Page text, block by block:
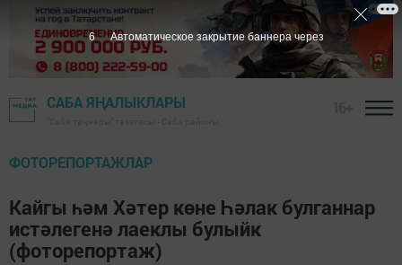
САБА ЯҢАЛЫКЛАРЫ
ФОТОРЕПОРТАЖЛАР
Кайгы һәм Хәтер көне Һәлак булганнар
истәлегенә лаеклы булыйк
(фоторепортаж)
5 Автоматическое закрытие баннера через